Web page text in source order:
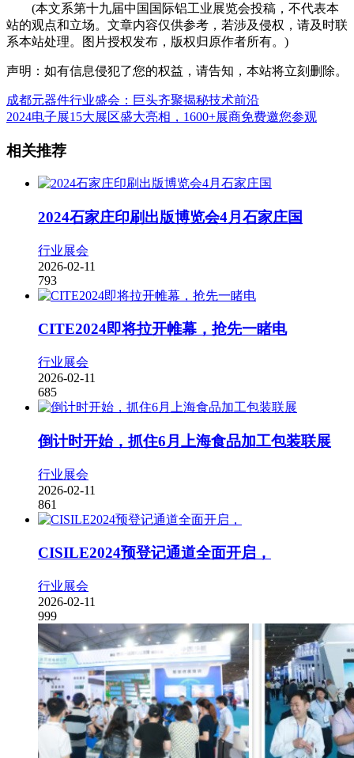
(本文系第十九届中国国际铝工业展览会投稿，不代表本
站的观点和立场。文章内容仅供参考，若涉及侵权，请及时联
系本站处理。图片授权发布，版权归原作者所有。)
声明：如有信息侵犯了您的权益，请告知，本站将立刻删除。
成都元器件行业盛会：巨头齐聚揭秘技术前沿
2024电子展15大展区盛大亮相，1600+展商免费邀您参观
相关推荐
2024石家庄印刷出版博览会4月石家庄国
行业展会
2026-02-11
793
CITE2024即将拉开帷幕，抢先一睹电
行业展会
2026-02-11
685
倒计时开始，抓住6月上海食品加工包装联展
行业展会
2026-02-11
861
CISILE2024预登记通道全面开启，
行业展会
2026-02-11
999